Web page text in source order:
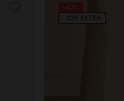
-10% EXTRA